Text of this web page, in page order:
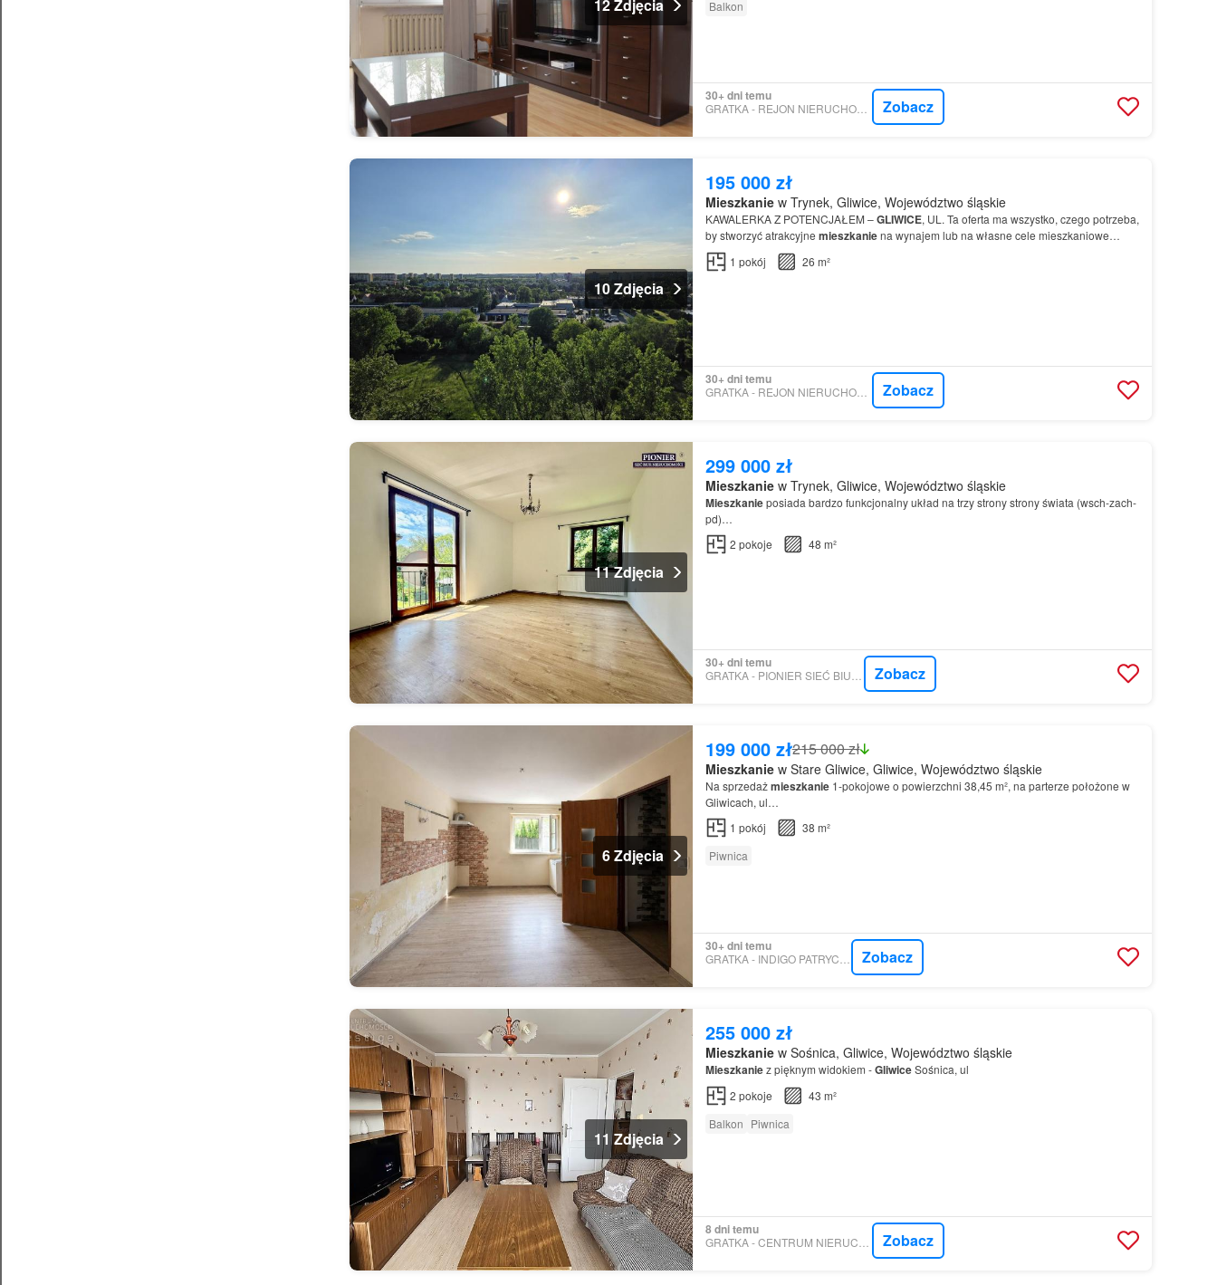
12 Zdjęcia
Balkon
30+ dni temu
GRATKA - REJON NIERUCHOMOŚCI REJNOWICZ JOANNA Zobacz
10 Zdjęcia
195 000 zł
Mieszkaniew Trynek, Gliwice, Województwo śląskie
KAWALERKA Z POTENCJAŁEM –GLIWICE, UL. Ta oferta ma wszystko, czego potrzeba,
by stworzyć atrakcyjne mieszkaniena wynajem lub na własne cele mieszkaniowe…
1 pokój 26 m²
30+ dni temu
GRATKA - REJON NIERUCHOMOŚCI REJNOWICZ JOANNA Zobacz
11 Zdjęcia
299 000 zł
Mieszkaniew Trynek, Gliwice, Województwo śląskie
Mieszkanieposiada bardzo funkcjonalny układ na trzy strony strony świata (wsch-zach-
pd)…
2 pokoje 48 m²
30+ dni temu
Zobacz
6 Zdjęcia
199 000 zł215 000 zł
Mieszkaniew Stare Gliwice, Gliwice, Województwo śląskie
Na sprzedażmieszkanie1‑pokojowe o powierzchni 38,45 m², na parterze położone w
Gliwicach, ul…
1 pokój
38 m²
Piwnica
30+ dni temu
Zobacz
11 Zdjęcia
255 000 zł
Mieszkaniew Sośnica, Gliwice, Województwo śląskie
Mieszkaniez pięknym widokiem -GliwiceSośnica, ul
2 pokoje
43 m²
Balkon Piwnica
8 dni temu
Zobacz